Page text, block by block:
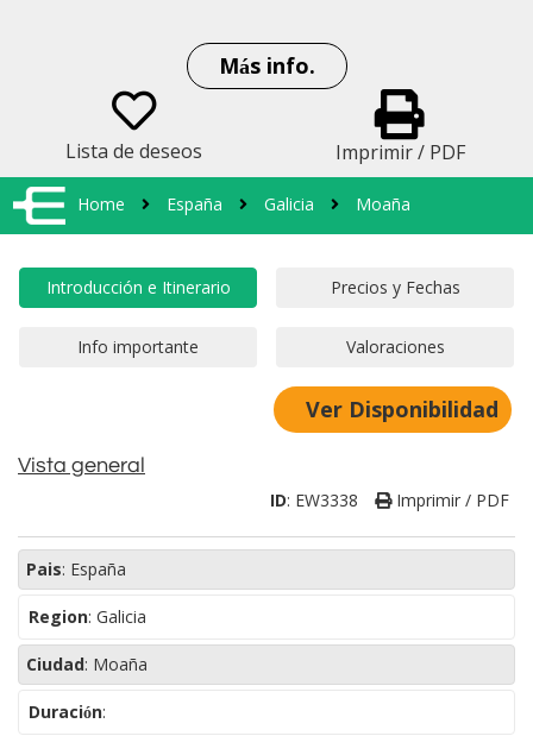
Más info.
Lista de deseos Imprimir / PDF
Home España Galicia Moaña
Ver Disponibilidad
Vista general
ID: EW3338 Imprimir / PDF
Pais: España
Region: Galicia
Ciudad: Moaña
Duración: